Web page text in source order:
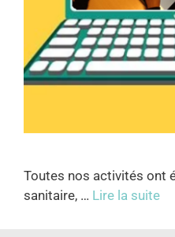
Toutes nos activités ont
sanitaire, … Lire la suite